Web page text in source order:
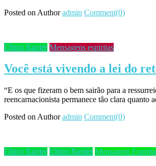
Posted on Author admin Comment(0)
Chico Xavier Mensagens espiritas
Você está vivendo a lei do
“E os que fizeram o bem sairão para a
reencarnacionista permanece tão clara
Posted on Author admin Comment(0)
Chico Xavier Chico Xavier Mensagem